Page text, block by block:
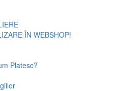
ÎN WEBSHOP!
Platesc?